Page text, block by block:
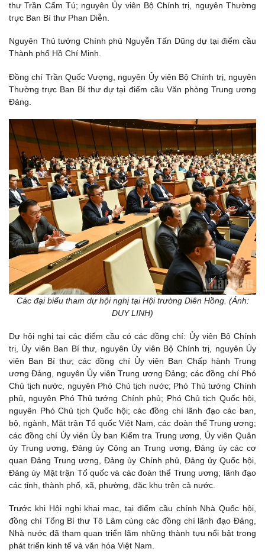
thư Trần Cẩm Tú; nguyên Ủy viên Bộ Chính trị, nguyên Thường
trực Ban Bí thư Phan Diễn.
Nguyên Thủ tướng Chính phủ Nguyễn Tấn Dũng dự tại điểm cầu
Thành phố Hồ Chí Minh.
Đồng chí Trần Quốc Vượng, nguyên Ủy viên Bộ Chính trị, nguyên
Thường trực Ban Bí thư dự tại điểm cầu Văn phòng Trung ương
Đảng.
Các đại biểu tham dự hội nghị tại Hội trường Diên Hồng. (Ảnh:
DUY LINH)
Dự hội nghị tại các điểm cầu có các đồng chí: Ủy viên Bộ Chính
trị, Ủy viên Ban Bí thư, nguyên Ủy viên Bộ Chính trị, nguyên Ủy
viên Ban Bí thư; các đồng chí Ủy viên Ban Chấp hành Trung
ương Đảng, nguyên Ủy viên Trung ương Đảng; các đồng chí Phó
Chủ tịch nước, nguyên Phó Chủ tịch nước; Phó Thủ tướng Chính
phủ, nguyên Phó Thủ tướng Chính phủ; Phó Chủ tịch Quốc hội,
nguyên Phó Chủ tịch Quốc hội; các đồng chí lãnh đạo các ban,
bộ, ngành, Mặt trận Tổ quốc Việt Nam, các đoàn thể Trung ương;
các đồng chí Ủy viên Ủy ban Kiểm tra Trung ương, Ủy viên Quân
ủy Trung ương, Đảng ủy Công an Trung ương, Đảng ủy các cơ
quan Đảng Trung ương, Đảng ủy Chính phủ, Đảng ủy Quốc hội,
Đảng ủy Mặt trận Tổ quốc và các đoàn thể Trung ương; lãnh đạo
các tỉnh, thành phố, xã, phường, đặc khu trên cả nước.
Trước khi Hội nghị khai mạc, tại điểm cầu chính Nhà Quốc hội,
đồng chí Tổng Bí thư Tô Lâm cùng các đồng chí lãnh đạo Đảng,
Nhà nước đã tham quan triển lãm những thành tựu nổi bật trong
phát triển kinh tế và văn hóa Việt Nam.